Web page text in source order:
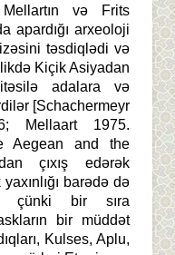
və Frits
apardığı arxeoloji
təsdiqlədi və
Kiçik Asiyadan
adalara və
[Schachermeyr
Mellaart 1975.
Aegean and the
çıxış edərək
barədə də
çünki bir sıra
bir müddət
Kulses, Aplu,